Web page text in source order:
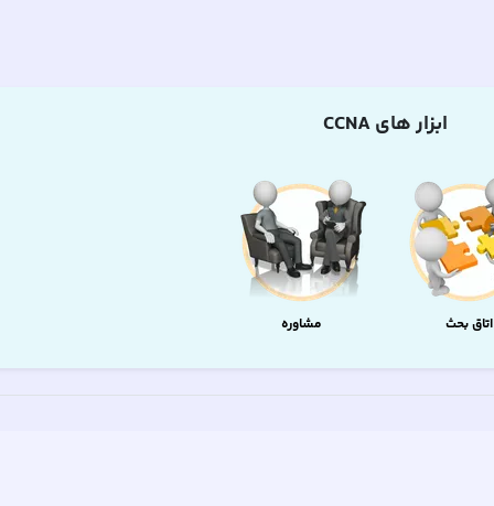
ابزار هایCCNA
اتاق بحث مشاوره